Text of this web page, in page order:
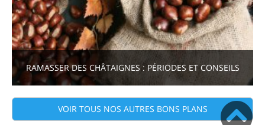
RAMASSER DES CHÂTAIGNES : PÉRIODES ET CONSEILS
VOIR TOUS NOS AUTRES BONS PLANS